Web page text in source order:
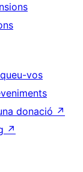
vos
donació ↗
↗